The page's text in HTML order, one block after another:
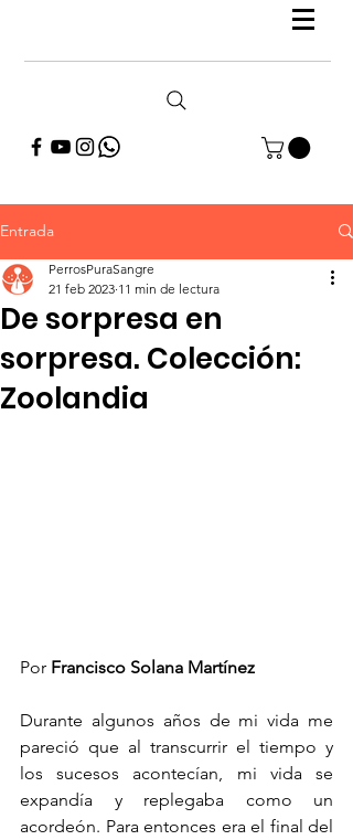
Entrada
De sorpresa en
sorpresa. Colección:
Zoolandia
PerrosPuraSangre
21 feb 2023 11 min de lectura
Por Francisco Solana Martínez
Durante algunos años de mi vida me
pareció que al transcurrir el tiempo y
los sucesos acontecían, mi vida se
expandía y replegaba como un
acordeón. Para entonces era el final del